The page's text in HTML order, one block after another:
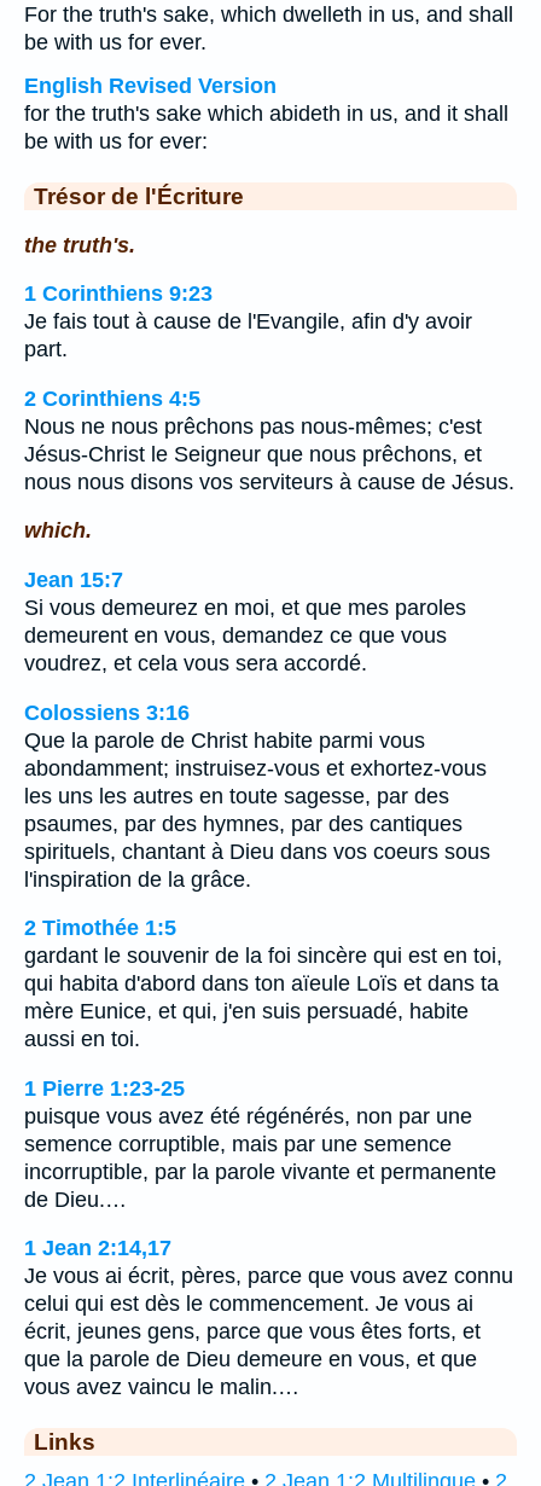
For the truth's sake, which dwelleth in us, and shall
be with us for ever.
English Revised Version
for the truth's sake which abideth in us, and it shall
be with us for ever:
Trésor de l'Écriture
the truth's.
1 Corinthiens 9:23
Je fais tout à cause de l'Evangile, afin d'y avoir
part.
2 Corinthiens 4:5
Nous ne nous prêchons pas nous-mêmes; c'est
Jésus-Christ le Seigneur que nous prêchons, et
nous nous disons vos serviteurs à cause de Jésus.
which.
Jean 15:7
Si vous demeurez en moi, et que mes paroles
demeurent en vous, demandez ce que vous
voudrez, et cela vous sera accordé.
Colossiens 3:16
Que la parole de Christ habite parmi vous
abondamment; instruisez-vous et exhortez-vous
les uns les autres en toute sagesse, par des
psaumes, par des hymnes, par des cantiques
spirituels, chantant à Dieu dans vos coeurs sous
l'inspiration de la grâce.
2 Timothée 1:5
gardant le souvenir de la foi sincère qui est en toi,
qui habita d'abord dans ton aïeule Loïs et dans ta
mère Eunice, et qui, j'en suis persuadé, habite
aussi en toi.
1 Pierre 1:23-25
puisque vous avez été régénérés, non par une
semence corruptible, mais par une semence
incorruptible, par la parole vivante et permanente
de Dieu.…
1 Jean 2:14,17
Je vous ai écrit, pères, parce que vous avez connu
celui qui est dès le commencement. Je vous ai
écrit, jeunes gens, parce que vous êtes forts, et
que la parole de Dieu demeure en vous, et que
vous avez vaincu le malin.…
Links